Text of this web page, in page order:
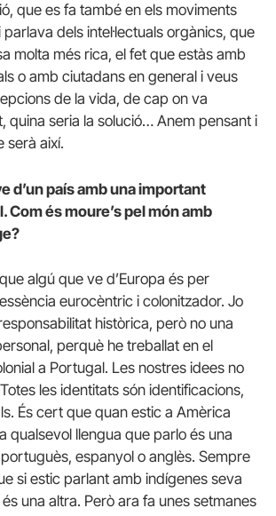
que es fa també en els moviments
dels intel·lectuals orgànics, que
molta més rica, el fet que estàs amb
o amb ciutadans en general i veus
de la vida, de cap on va
quina seria la solució… Anem pensant i
serà així.
d’un país amb una important
Com és moure’s pel món amb
algú que ve d’Europa és per
eurocèntric i colonitzador. Jo
històrica, però no una
perquè he treballat en el
a Portugal. Les nostres idees no
les identitats són identificacions,
És cert que quan estic a Amèrica
qualsevol llengua que parlo és una
espanyol o anglès. Sempre
si estic parlant amb indígenes seva
una altra. Però ara fa unes setmanes